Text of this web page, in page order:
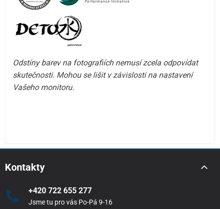
Odstíny barev na fotografiích nemusí zcela odpovídat
skutečnosti. Mohou se lišit v závislosti na nastavení
Vašeho monitoru.
Kontakty
+420 722 655 277
Jsme tu pro vás Po-Pá 9-16